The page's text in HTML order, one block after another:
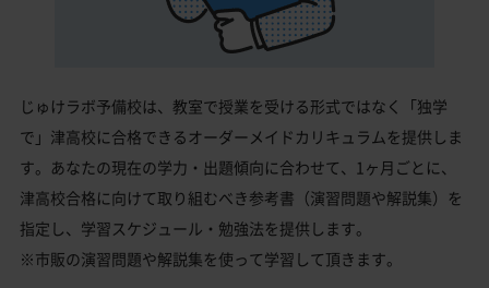
じゅけラボ予備校は、教室で授業を受ける形式ではなく「独学
で」津高校に合格できるオーダーメイドカリキュラムを提供しま
す。あなたの現在の学力・出題傾向に合わせて、1ヶ月ごとに、
津高校合格に向けて取り組むべき参考書（演習問題や解説集）を
指定し、学習スケジュール・勉強法を提供します。
※市販の演習問題や解説集を使って学習して頂きます。